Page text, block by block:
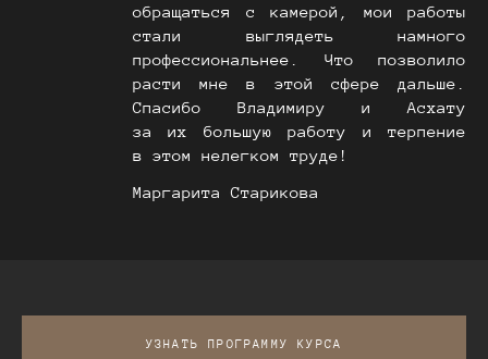
обращаться с камерой, мои работы
стали выглядеть намного
профессиональнее. Что позволило
расти мне в этой сфере дальше.
Спасибо Владимиру и Асхату
за их большую работу и терпение
в этом нелегком труде!
Маргарита Старикова
УЗНАТЬ ПРОГРАММУ КУРСА